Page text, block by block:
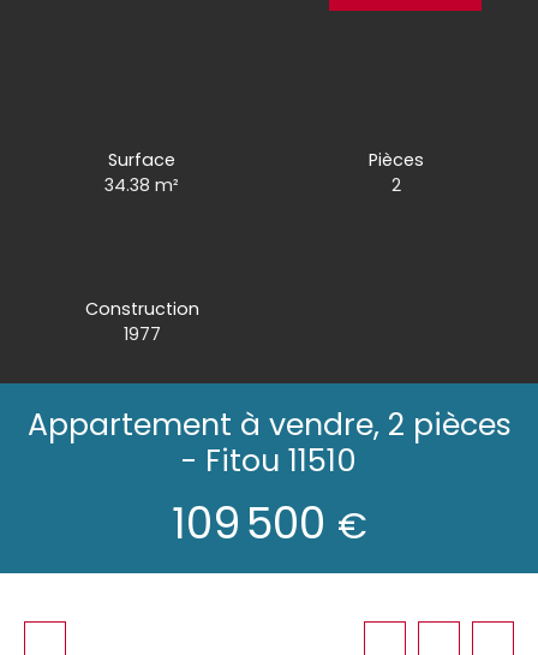
Surface
34.38m²
Pièces
2
Construction
1977
Appartement à vendre, 2 pièces
- Fitou 11510
109 500 €